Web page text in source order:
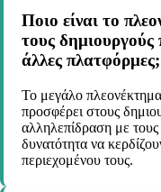
Ποιο είναι το
τους δημιουργούς
άλλες πλατφόρμες;
Το μεγάλο
προσφέρει στους
αλληλεπίδραση με
δυνατότητα να
περιεχομένου τους.